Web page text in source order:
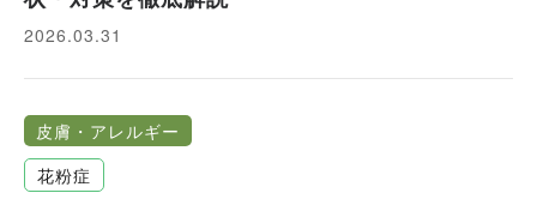
2026.03.31
皮膚・アレルギー
花粉症